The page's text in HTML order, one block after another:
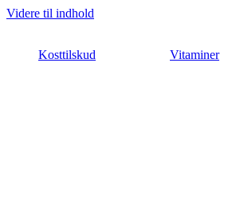
Videre til indhold
Kosttilskud Vitaminer